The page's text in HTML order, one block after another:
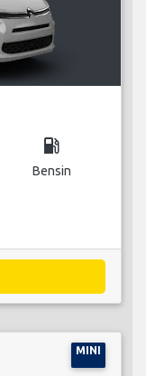
local_gas_station
Bensin
MINI